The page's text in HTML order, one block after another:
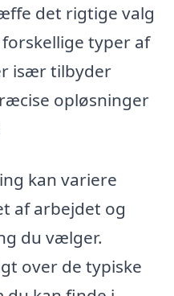
det rigtige valg
typer af
især tilbyder
opløsninger
kan variere
af arbejdet og
du vælger.
over de typiske